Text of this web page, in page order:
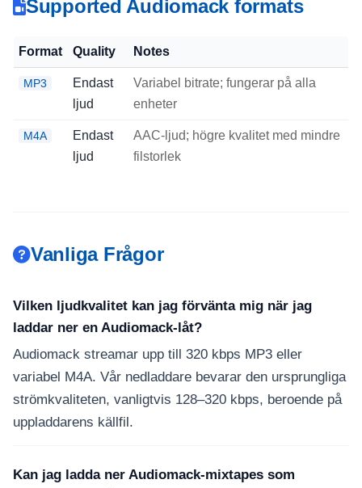
Supported Audiomack formats
Format Quality Notes
MP3
Endast
ljud
Variabel bitrate; fungerar på alla
enheter
M4A
Endast
ljud
AAC-ljud; högre kvalitet med mindre
filstorlek
Vanliga Frågor
Vilken ljudkvalitet kan jag förvänta mig när jag
laddar ner en Audiomack-låt?
Audiomack streamar upp till 320 kbps MP3 eller
variabel M4A. Vår nedladdare bevarar den ursprungliga
strömkvaliteten, vanligtvis 128–320 kbps, beroende på
uppladdarens källfil.
Kan jag ladda ner Audiomack-mixtapes som